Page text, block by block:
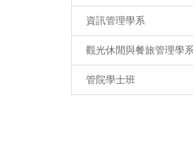
資訊管理學系
觀光休閒與餐旅管理學系
管院學士班